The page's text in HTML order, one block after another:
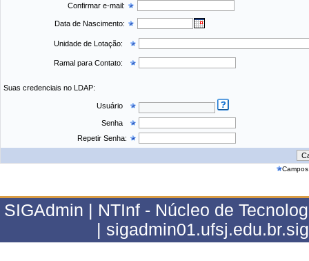
Confirmar e-mail:
Data de Nascimento:
Unidade de Lotação:
Ramal para Contato:
Suas credenciais no LDAP:
Usuário
Senha
Repetir Senha:
SIGAdmin | NTInf - Núcleo de
|